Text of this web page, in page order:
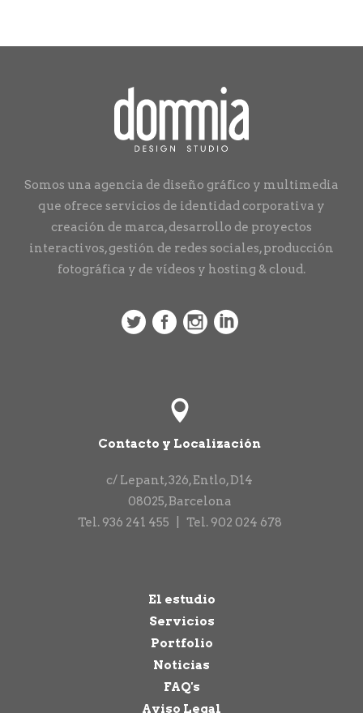
Somos una agencia de diseño gráfico y multimedia
que ofrece servicios de identidad corporativa y
creación de marca, desarrollo de proyectos
interactivos, gestión de redes sociales, producción
fotográfica y de vídeos y hosting & cloud.
Contacto y Localización
c/ Lepant, 326, Entlo, D14
08025,Barcelona
Tel. 936 241 455 Tel. 902 024 678
El estudio
Servicios
Portfolio
Noticias
FAQ's
Aviso Legal